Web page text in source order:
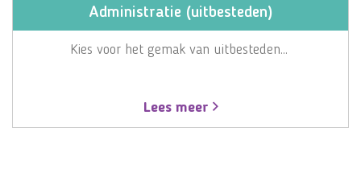
Administratie (uitbesteden)
Kies voor het gemak van uitbesteden...
Lees meer